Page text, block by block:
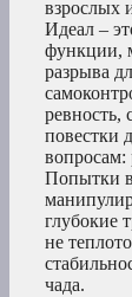
взрослых
Идеал –
функции,
разрыва
ревность,
повестки
вопросам:
Попытки
глубокие
не
чада.